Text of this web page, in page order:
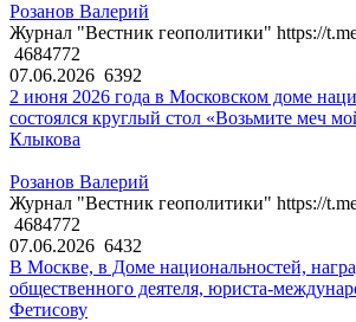
Розанов Валерий
Журнал "Вестник геополитики" https://
4684772
07.06.2026 6392
2 июня 2026 года в Московском доме
состоялся круглый стол «Возьмите меч
Клыкова
Розанов Валерий
Журнал "Вестник геополитики" https://
4684772
07.06.2026 6432
В Москве, в Доме национальностей,
общественного деятеля, юриста-
Фетисову